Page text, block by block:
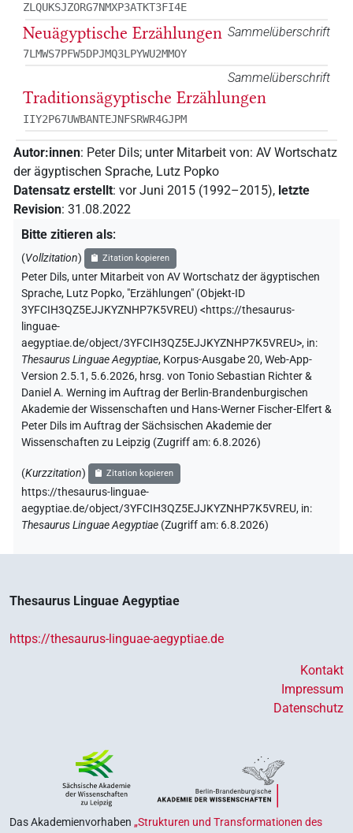
ZLQUKSJZORG7NMXP3ATKT3FI4E
Sammelüberschrift
Neuägyptische Erzählungen
7LMWS7PFW5DPJMQ3LPYWU2MMOY
Sammelüberschrift
Traditionsägyptische Erzählungen
IIY2P67UWBANTEJNFSRWR4GJPM
Autor:innen: Peter Dils; unter Mitarbeit von: AV Wortschatz
der ägyptischen Sprache, Lutz Popko
Datensatz erstellt: vor Juni 2015 (1992–2015), letzte
Revision: 31.08.2022
Bitte zitieren als:
(Vollzitation) Zitation kopieren
Peter Dils, unter Mitarbeit von AV Wortschatz der ägyptischen
Sprache, Lutz Popko, "Erzählungen" (Objekt-ID
3YFCIH3QZ5EJJKYZNHP7K5VREU) <https://thesaurus-
linguae-
aegyptiae.de/object/3YFCIH3QZ5EJJKYZNHP7K5VREU>, in:
Thesaurus Linguae Aegyptiae, Korpus-Ausgabe 20, Web-App-
Version 2.5.1, 5.6.2026, hrsg. von Tonio Sebastian Richter &
Daniel A. Werning im Auftrag der Berlin-Brandenburgischen
Akademie der Wissenschaften und Hans-Werner Fischer-Elfert &
Peter Dils im Auftrag der Sächsischen Akademie der
Wissenschaften zu Leipzig (Zugriff am: 6.8.2026)
(Kurzzitation) Zitation kopieren
https://thesaurus-linguae-
aegyptiae.de/object/3YFCIH3QZ5EJJKYZNHP7K5VREU, in:
Thesaurus Linguae Aegyptiae (Zugriff am: 6.8.2026)
Thesaurus Linguae Aegyptiae
https://thesaurus-linguae-aegyptiae.de
Kontakt
Impressum
Datenschutz
Das Akademienvorhaben „Strukturen und Transformationen des